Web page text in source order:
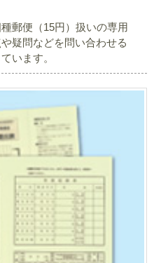
郵便（15円）扱いの専用
疑問などを問い合わせる
います。